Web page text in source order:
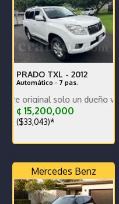
se financia
preventivo hecho
PRADO TXL - 2012
Automático - 7 pas.
solo un dueño verla es
¢ 15,200,000
($33,043)*
Kilometraje real
Mercedes Benz